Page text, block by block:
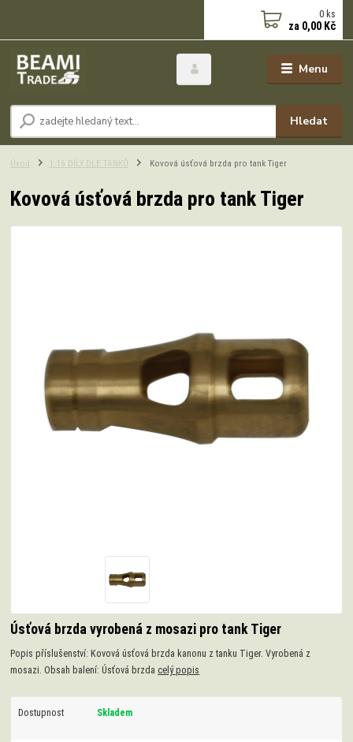
Menu
Hledat
0 ks
za 0,00 Kč
Úvod 1:16 DÍLY DLE TANKŮ Kovová úsťová brzda pro tank Tiger
Kovová úsťová brzda pro tank Tiger
Úsťová brzda vyrobená z mosazi pro tank Tiger
Popis příslušenství: Kovová úsťová brzda kanonu z tanku Tiger. Vyrobená z
mosazi. Obsah balení: Úsťová brzda celý popis
Dostupnost Skladem